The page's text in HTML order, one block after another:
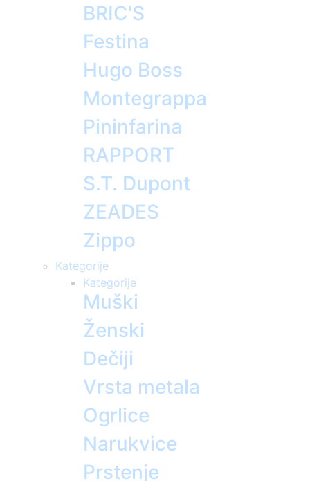
BRIC'S
Festina
Hugo Boss
Montegrappa
Pininfarina
RAPPORT
S.T. Dupont
ZEADES
Zippo
Kategorije
Kategorije
Muški
Ženski
Dečiji
Vrsta metala
Ogrlice
Narukvice
Prstenje